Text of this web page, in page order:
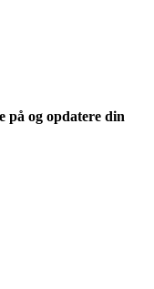
på og opdatere din